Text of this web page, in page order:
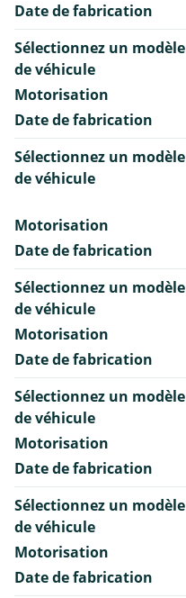
Date de fabrication
Sélectionnez un modèle
de véhicule
Motorisation
Date de fabrication
Sélectionnez un modèle
de véhicule
Motorisation
Date de fabrication
Sélectionnez un modèle
de véhicule
Motorisation
Date de fabrication
Sélectionnez un modèle
de véhicule
Motorisation
Date de fabrication
Sélectionnez un modèle
de véhicule
Motorisation
Date de fabrication